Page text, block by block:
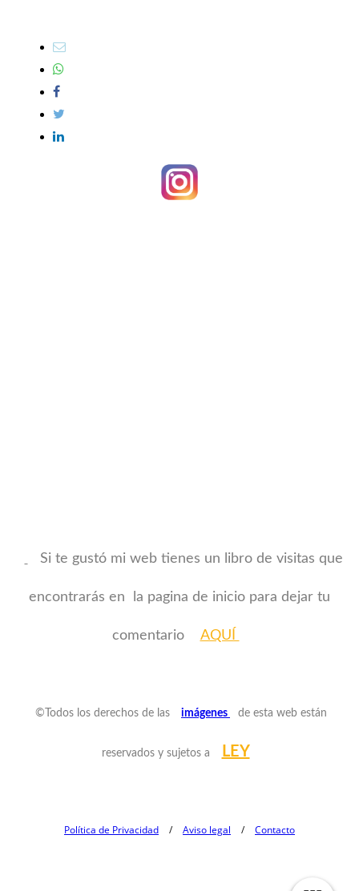
Si te gustó mi web tienes un libro de visitas que
encontrarás en la pagina de inicio para dejar tu
comentario AQUÍ
©Todos los derechos de las imágenes de esta web están
reservados y sujetos a LEY
Política de Privacidad / Aviso legal / Contacto